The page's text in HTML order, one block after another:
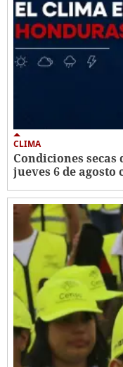
CLIMA
Condiciones
jueves 6 de